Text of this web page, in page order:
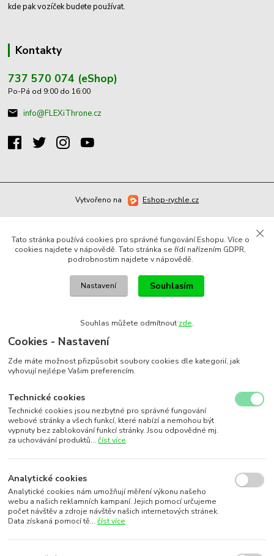
kde pak vozíček budete používat.
Kontakty
737 570 074 (eShop)
Po-Pá od 9:00 do 16:00
info@FLEXiThrone.cz
Vytvořeno na Eshop-rychle.cz
Tato stránka používá cookies pro správné fungování Eshopu. Více o
cookies najdete v nápovědě. Tato stránka se řídí nařízením GDPR,
podrobnostim najdete v nápovědě.
Nastavení Souhlasím
Souhlas můžete odmítnout zde.
Cookies - Nastavení
Zde máte možnost přizpůsobit soubory cookies dle kategorií, jak
vyhovují nejlépe Vašim preferencím.
Technické cookies
Technické cookies jsou nezbytné pro správné fungování
webové stránky a všech funkcí, které nabízí a nemohou být
vypnuty bez zablokování funkcí stránky. Jsou odpovědné mj.
za uchovávání produktů...číst více
Analytické cookies
Analytické cookies nám umožňují měření výkonu našeho
webu a našich reklamních kampaní. Jejich pomocí určujeme
počet návštěv a zdroje návštěv našich internetových stránek.
Data získaná pomocí tě...číst více